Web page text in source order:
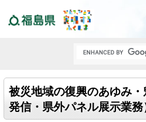
被災地域の復興のあゆみ
発信・県外パネル展示業